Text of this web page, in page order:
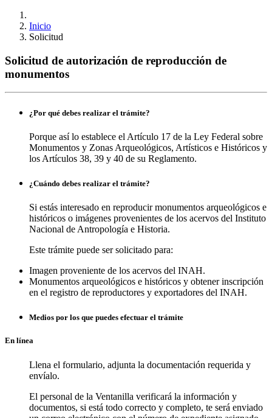
Inicio
Solicitud
Solicitud de autorización de reproducción de
monumentos
¿Por qué debes realizar el trámite?
Porque así lo establece el Artículo 17 de la Ley Federal sobre
Monumentos y Zonas Arqueológicos, Artísticos e Históricos y
los Artículos 38, 39 y 40 de su Reglamento.
¿Cuándo debes realizar el trámite?
Si estás interesado en reproducir monumentos arqueológicos e
históricos o imágenes provenientes de los acervos del Instituto
Nacional de Antropología e Historia.
Este trámite puede ser solicitado para:
Imagen proveniente de los acervos del INAH.
Monumentos arqueológicos e históricos y obtener inscripción
en el registro de reproductores y exportadores del INAH.
Medios por los que puedes efectuar el trámite
En línea
Llena el formulario, adjunta la documentación requerida y
envíalo.
El personal de la Ventanilla verificará la información y
documentos, si está todo correcto y completo, te será enviado